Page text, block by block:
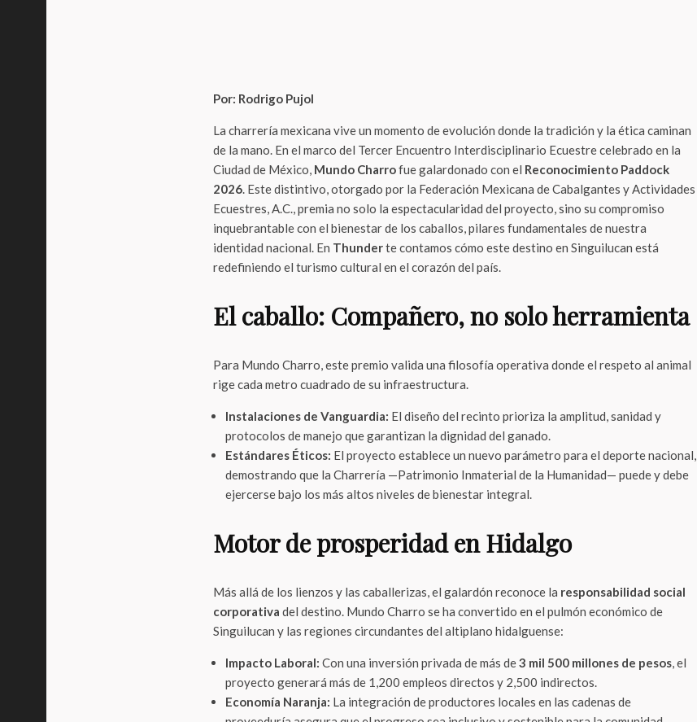
Por: Rodrigo Pujol
La charrería mexicana vive un momento de evolución donde la tradición y la ética caminan
de la mano. En el marco del Tercer Encuentro Interdisciplinario Ecuestre celebrado en la
Ciudad de México, Mundo Charrofue galardonado con el Reconocimiento Paddock
2026. Este distintivo, otorgado por la Federación Mexicana de Cabalgantes y Actividades
Ecuestres, A.C., premia no solo la espectacularidad del proyecto, sino su compromiso
inquebrantable con el bienestar de los caballos, pilares fundamentales de nuestra
identidad nacional. En Thunderte contamos cómo este destino en Singuilucan está
redefiniendo el turismo cultural en el corazón del país.
El caballo: Compañero, no solo herramienta
Para Mundo Charro, este premio valida una filosofía operativa donde el respeto al animal
rige cada metro cuadrado de su infraestructura.
Instalaciones de Vanguardia: El diseño del recinto prioriza la amplitud, sanidad y
protocolos de manejo que garantizan la dignidad del ganado.
Estándares Éticos: El proyecto establece un nuevo parámetro para el deporte nacional,
demostrando que la Charrería —Patrimonio Inmaterial de la Humanidad— puede y debe
ejercerse bajo los más altos niveles de bienestar integral.
Motor de prosperidad en Hidalgo
Más allá de los lienzos y las caballerizas, el galardón reconoce la responsabilidad social
corporativa del destino. Mundo Charro se ha convertido en el pulmón económico de
Singuilucan y las regiones circundantes del altiplano hidalguense:
Impacto Laboral: Con una inversión privada de más de3 mil 500 millones de pesos, el
proyecto generará más de 1,200 empleos directos y 2,500 indirectos.
Economía Naranja: La integración de productores locales en las cadenas de